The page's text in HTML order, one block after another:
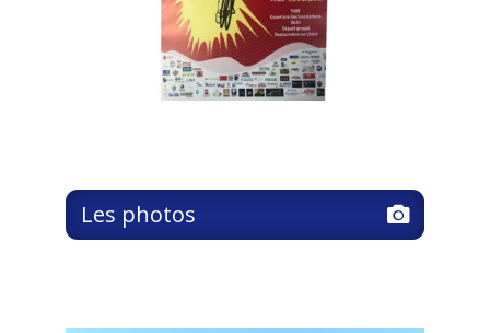
Les photos